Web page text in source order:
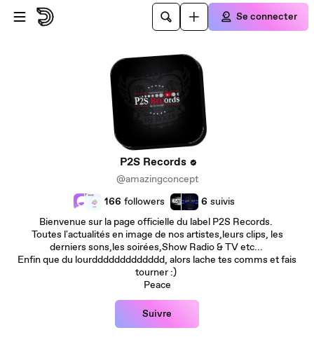
Passer au contenu principal
Se connecter
P2S Records
@amazingconcept
166 followers 6 suivis
Bienvenue sur la page officielle du label P2S Records.
Toutes l'actualités en image de nos artistes,leurs clips, les
derniers sons,les soirées,Show Radio & TV etc...
Enfin que du lourddddddddddddd, alors lache tes comms et fais
tourner :)
Peace
Suivre